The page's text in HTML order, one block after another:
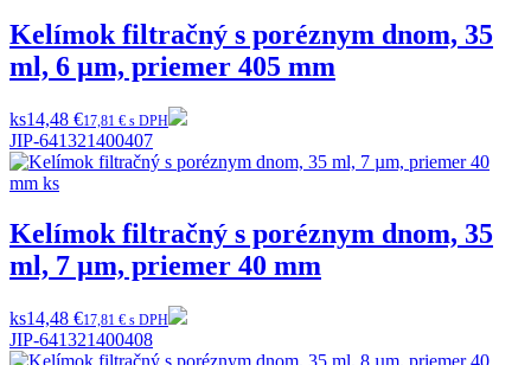
Kelímok filtračný s poréznym dnom, 35
ml, 6 µm, priemer 405 mm
ks14,48 €17,81 € s DPH
JIP-641321400407
Kelímok filtračný s poréznym dnom, 35
ml, 7 µm, priemer 40 mm
ks14,48 €17,81 € s DPH
JIP-641321400408